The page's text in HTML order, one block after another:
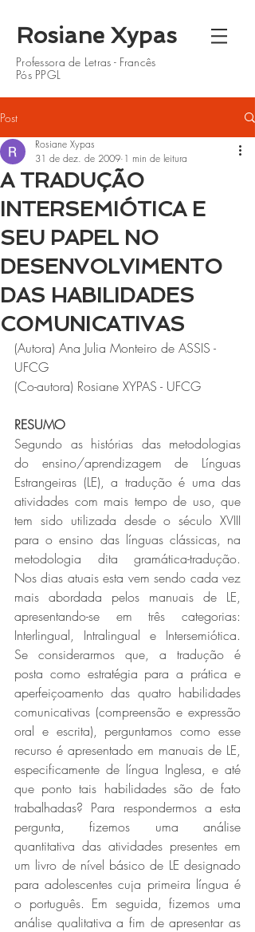
Rosiane Xypas
Professora de Letras - Francês
Pós PPGL
Post
A TRADUÇÃO
INTERSEMIÓTICA E
SEU PAPEL NO
DESENVOLVIMENTO
DAS HABILIDADES
COMUNICATIVAS
Rosiane Xypas
31 de dez. de 2009 1 min de leitura
(Autora) Ana Julia Monteiro de ASSIS -
UFCG
(Co-autora) Rosiane XYPAS - UFCG
RESUMO
Segundo as histórias das metodologias
do ensino/aprendizagem de Línguas
Estrangeiras (LE), a tradução é uma das
atividades com mais tempo de uso, que
tem sido utilizada desde o século XVIII
para o ensino das línguas clássicas, na
metodologia dita gramática-tradução.
Nos dias atuais esta vem sendo cada vez
mais abordada pelos manuais de LE,
apresentando-se em três categorias:
Interlingual, Intralingual e Intersemiótica.
Se considerarmos que, a tradução é
posta como estratégia para a prática e
aperfeiçoamento das quatro habilidades
comunicativas (compreensão e expressão
oral e escrita), perguntamos como esse
recurso é apresentado em manuais de LE,
especificamente de língua Inglesa, e até
que ponto tais habilidades são de fato
trabalhadas? Para respondermos a esta
pergunta, fizemos uma análise
quantitativa das atividades presentes em
um livro de nível básico de LE designado
para adolescentes cuja primeira língua é
o português. Em seguida, fizemos uma
análise qualitativa a fim de apresentar as